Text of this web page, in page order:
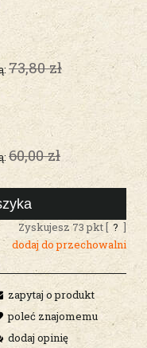
73,80 zł
60,00 zł
Zyskujesz73pkt [ ? ]
dodaj do przechowalni
zapytaj o produkt
poleć znajomemu
dodaj opinię